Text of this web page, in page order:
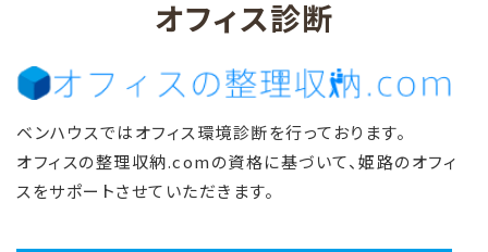
オフィス診断
ベンハウスではオフィス環境診断を行っております。
オフィスの整理収納.comの資格に基づいて、姫路のオフィ
スをサポートさせていただきます。